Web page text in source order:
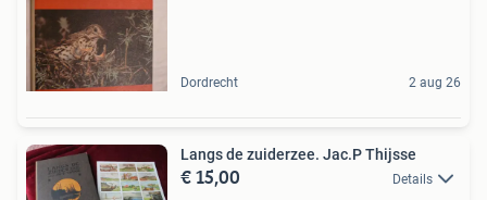
Dordrecht 2 aug 26
Langs de zuiderzee. Jac.P Thijsse
€ 15,00 Details